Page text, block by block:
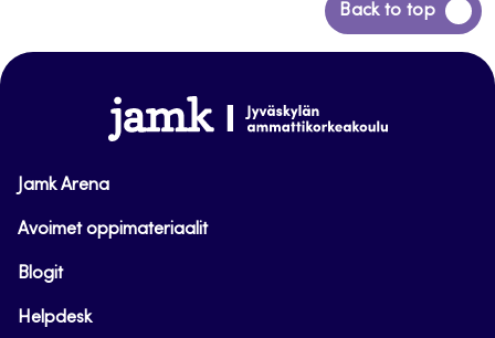
Back to top
Siirry
takaisin
www.jamk.fi
Jamk Arena
Avoimet oppimateriaalit
Blogit
Helpdesk